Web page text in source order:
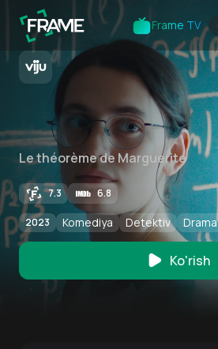
Frame TV
Le théorème de Marguerite
7.3 6.8
2023 Komediya Detektiv Drama
Ko'rish